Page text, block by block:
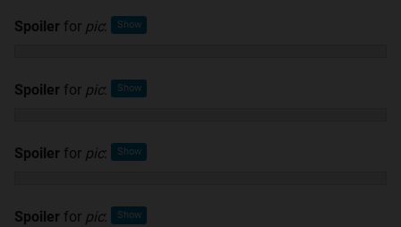
Spoiler for pic:
Spoiler for pic:
Spoiler for pic:
Spoiler for pic: